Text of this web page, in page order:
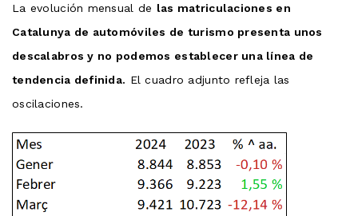
La evolución mensual de las matriculaciones en
Catalunya de automóviles de turismo presenta unos
descalabros y no podemos establecer una línea de
tendencia definida. El cuadro adjunto refleja las
oscilaciones.